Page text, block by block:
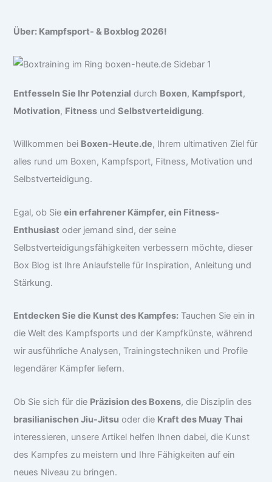
Über: Kampfsport- & Boxblog 2026!
Entfesseln Sie Ihr Potenzial durch Boxen, Kampfsport,
Motivation, Fitness undSelbstverteidigung.
Willkommen bei Boxen-Heute.de, Ihrem ultimativen Ziel für
alles rund um Boxen, Kampfsport, Fitness, Motivation und
Selbstverteidigung.
Egal, ob Sieein erfahrener Kämpfer, ein Fitness-
Enthusiast oder jemand sind, der seine
Selbstverteidigungsfähigkeiten verbessern möchte, dieser
Box Blog ist Ihre Anlaufstelle für Inspiration, Anleitung und
Stärkung.
Entdecken Sie die Kunst des Kampfes: Tauchen Sie ein in
die Welt des Kampfsports und der Kampfkünste, während
wir ausführliche Analysen, Trainingstechniken und Profile
legendärer Kämpfer liefern.
Ob Sie sich für die Präzision des Boxens, die Disziplin des
brasilianischen Jiu-Jitsu oder die Kraft des Muay Thai
interessieren, unsere Artikel helfen Ihnen dabei, die Kunst
des Kampfes zu meistern und Ihre Fähigkeiten auf ein
neues Niveau zu bringen.